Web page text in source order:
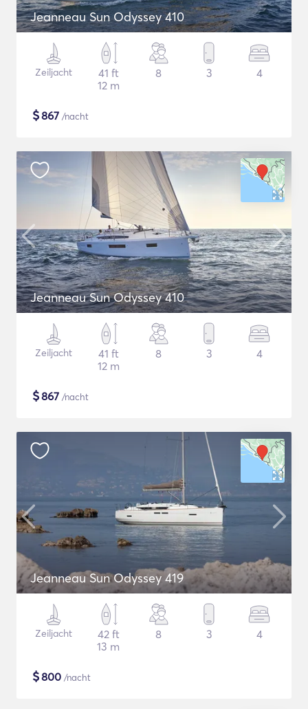
Jeanneau Sun Odyssey 410
Zeiljacht
41 ft
12 m
8 3 4
$867 /nacht
Jeanneau Sun Odyssey 410
Zeiljacht
41 ft
12 m
8 3 4
$867 /nacht
Jeanneau Sun Odyssey 419
Zeiljacht
42 ft
13 m
8 3 4
$800 /nacht